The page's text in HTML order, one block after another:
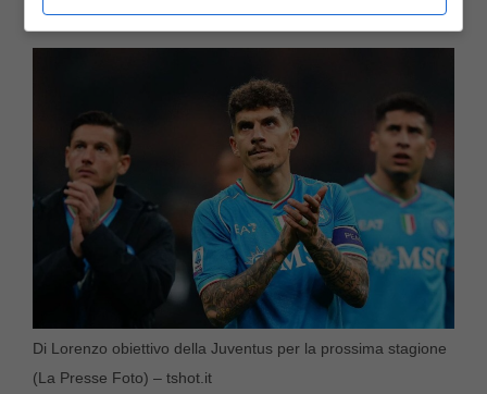
Di Lorenzo obiettivo della Juventus per la prossima stagione
(La Presse Foto) – tshot.it